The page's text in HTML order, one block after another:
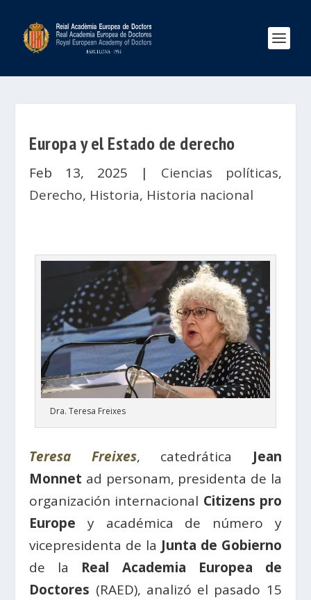
Europa y el Estado de derecho
Feb 13, 2025 | Ciencias políticas,
Derecho, Historia, Historia nacional
Dra. Teresa Freixes
Teresa Freixes, catedrática Jean
Monnet ad personam, presidenta de la
organización internacional Citizens pro
Europe y académica de número y
vicepresidenta de la Junta de Gobierno
de la Real Academia Europea de
Doctores (RAED), analizó el pasado 15